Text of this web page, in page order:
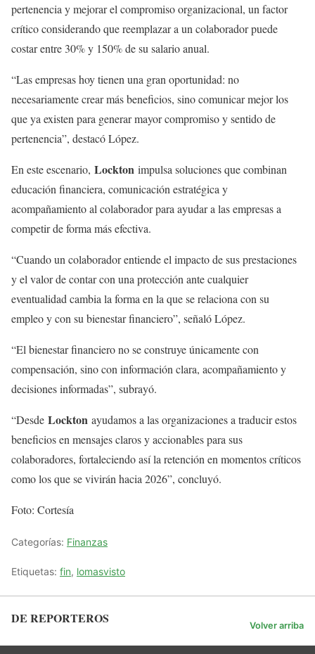
pertenencia y mejorar el compromiso organizacional, un factor
crítico considerando que reemplazar a un colaborador puede
costar entre 30% y 150% de su salario anual.
“Las empresas hoy tienen una gran oportunidad: no
necesariamente crear más beneficios, sino comunicar mejor los
que ya existen para generar mayor compromiso y sentido de
pertenencia”, destacó López.
En este escenario, Lockton impulsa soluciones que combinan
educación financiera, comunicación estratégica y
acompañamiento al colaborador para ayudar a las empresas a
competir de forma más efectiva.
“Cuando un colaborador entiende el impacto de sus prestaciones
y el valor de contar con una protección ante cualquier
eventualidad cambia la forma en la que se relaciona con su
empleo y con su bienestar financiero”, señaló López.
“El bienestar financiero no se construye únicamente con
compensación, sino con información clara, acompañamiento y
decisiones informadas”, subrayó.
“Desde Lockton ayudamos a las organizaciones a traducir estos
beneficios en mensajes claros y accionables para sus
colaboradores, fortaleciendo así la retención en momentos críticos
como los que se vivirán hacia 2026”, concluyó.
Foto: Cortesía
Categorías: Finanzas
Etiquetas: fin, lomasvisto
DE REPORTEROS Volver arriba